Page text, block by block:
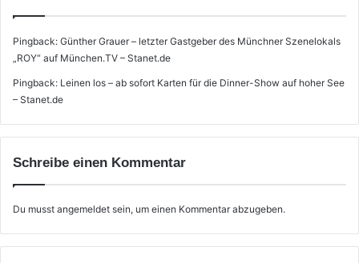
Pingback: Günther Grauer – letzter Gastgeber des Münchner Szenelokals
„ROY“ auf München.TV – Stanet.de
Pingback: Leinen los – ab sofort Karten für die Dinner-Show auf hoher See
– Stanet.de
Schreibe einen Kommentar
Du musst angemeldet sein, um einen Kommentar abzugeben.